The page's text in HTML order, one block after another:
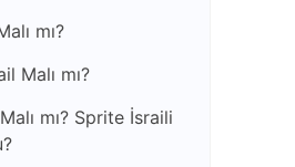
mı?
Malı mı?
mı? Sprite İsraili